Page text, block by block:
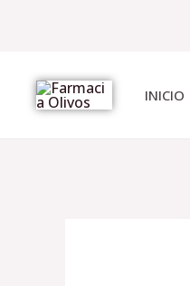
contenido
INICIO